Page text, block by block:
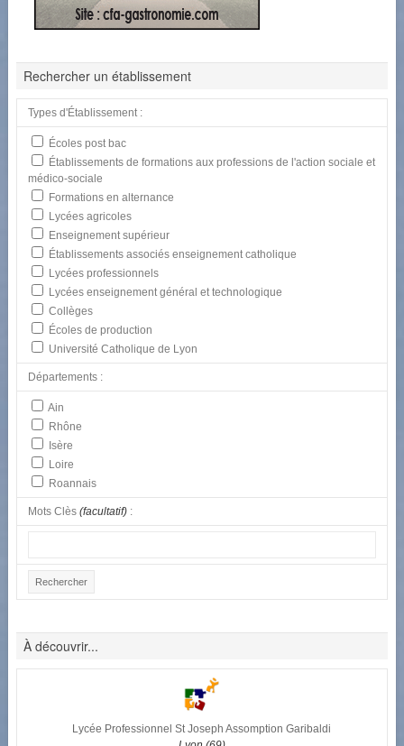
Rechercher un établissement
Types d'Établissement :
Écoles post bac
Établissements de formations aux professions de l'action sociale et
médico-sociale
Formations en alternance
Lycées agricoles
Enseignement supérieur
Établissements associés enseignement catholique
Lycées professionnels
Lycées enseignement général et technologique
Collèges
Écoles de production
Université Catholique de Lyon
Départements :
Ain
Rhône
Isère
Loire
Roannais
Mots Clès (facultatif):
À découvrir...
Lycée Professionnel St Joseph Assomption Garibaldi